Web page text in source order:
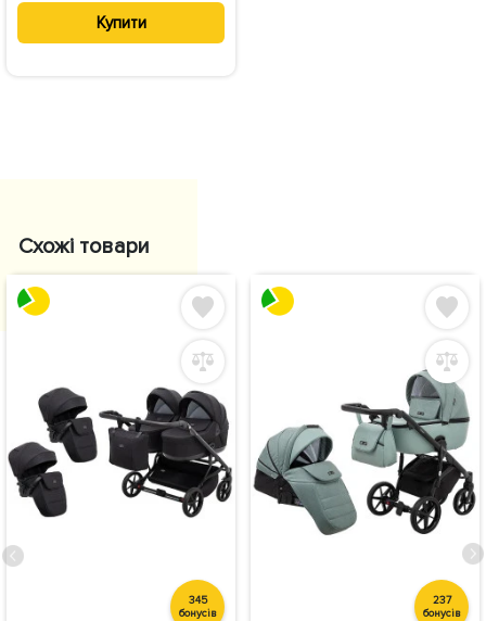
Купити
Схожі товари
345
бонусів
237
бонусів